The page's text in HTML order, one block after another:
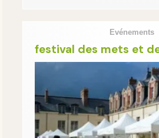
Evénements
festival des mets et